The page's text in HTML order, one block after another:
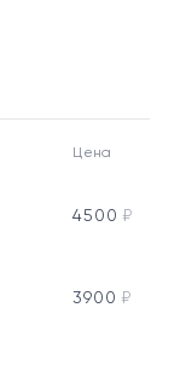
Цена
4500 ₽
3900 ₽